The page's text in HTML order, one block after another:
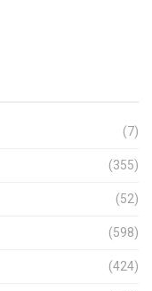
(7)
(355)
(52)
(598)
(424)